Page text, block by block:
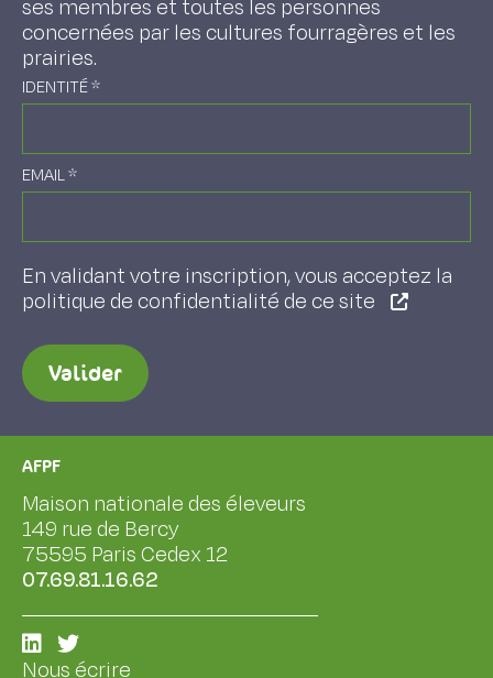
ses membres et toutes les personnes
concernées par les cultures fourragères et les
prairies.
IDENTITÉ*
EMAIL*
En validant votre inscription, vous acceptez la
politique de confidentialité de ce site
Valider
AFPF
Maison nationale des éleveurs
149 rue de Bercy
75595 Paris Cedex 12
07.69.81.16.62
Nous écrire